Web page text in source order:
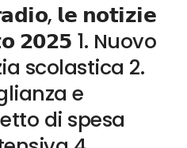
𝗹𝗲 𝗻𝗼𝘁𝗶𝘇𝗶𝗲
𝟮𝟬𝟮𝟱 1. Nuovo
scolastica 2.
e
di spesa